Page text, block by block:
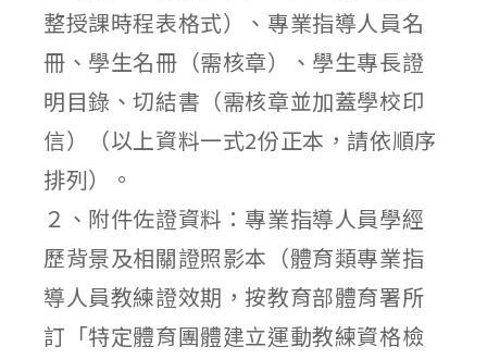
整授課時程表格式）、專業指導人員名
冊、學生名冊（需核章）、學生專長證
明目錄、切結書（需核章並加蓋學校印
信）（以上資料一式2份正本，請依順序
排列）。
２、附件佐證資料：專業指導人員學經
歷背景及相關證照影本（體育類專業指
導人員教練證效期，按教育部體育署所
訂「特定體育團體建立運動教練資格檢